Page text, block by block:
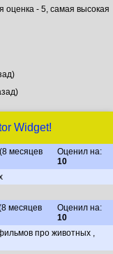
оценка - 5, самая высокая
Widget!
месяцев
Оценил на:
10
месяцев
Оценил на:
10
про животных ,